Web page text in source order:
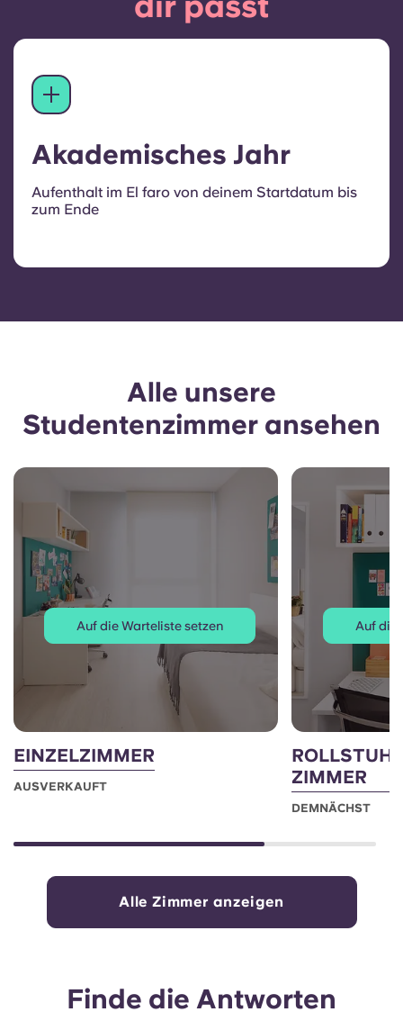
Akademisches Jahr
Aufenthalt im El faro von deinem Startdatum bis
zum Ende
Alle unsere
Studentenzimmer ansehen
Auf die Warteliste setzen
EINZELZIMMER
AUSVERKAUFT
Auf die
ZIMMER
DEMNÄCHST
Alle Zimmer anzeigen
Finde die Antworten